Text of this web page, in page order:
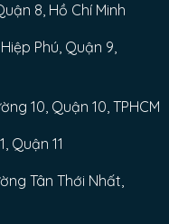
8, Hồ Chí Minh
Phú, Quận 9,
10, Quận 10, TPHCM
Quận 11
Tân Thới Nhất,